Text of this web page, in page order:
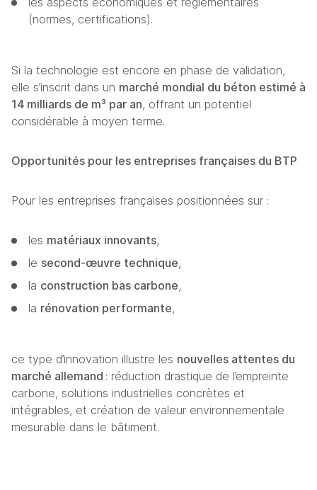
(normes, certifications).
Si la technologie est encore en phase de validation,
elle s’inscrit dans un marché mondial du béton estimé à
14 milliards de m³ par an, offrant un potentiel
considérable à moyen terme.
Opportunités pour les entreprises françaises du BTP
Pour les entreprises françaises positionnées sur :
les matériaux innovants,
le second‑œuvre technique,
la construction bas carbone,
la rénovation performante,
ce type d’innovation illustre les nouvelles attentes du
marché allemand : réduction drastique de l’empreinte
carbone, solutions industrielles concrètes et
intégrables, et création de valeur environnementale
mesurable dans le bâtiment.